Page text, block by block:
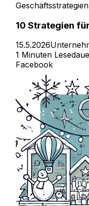
Geschäftsstrategien
10 Strategien
15.5.2026
1 Minuten
Facebook